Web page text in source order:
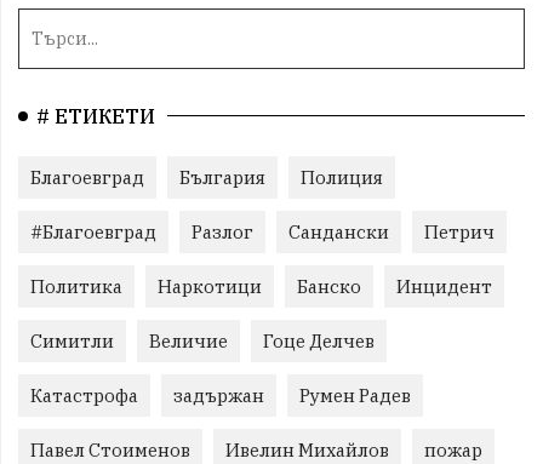
# ЕТИКЕТИ
Благоевград България Полиция
#Благоевград Разлог Сандански Петрич
Политика Наркотици Банско Инцидент
Симитли Величие Гоце Делчев
Катастрофа задържан Румен Радев
Павел Стоименов Ивелин Михайлов пожар